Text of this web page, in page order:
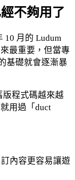
不夠用了
10 月的 Ludum
最重要，但當專
基礎就會逐漸暴
版程式碼越來越
用過「duct
內容更容易讓遊